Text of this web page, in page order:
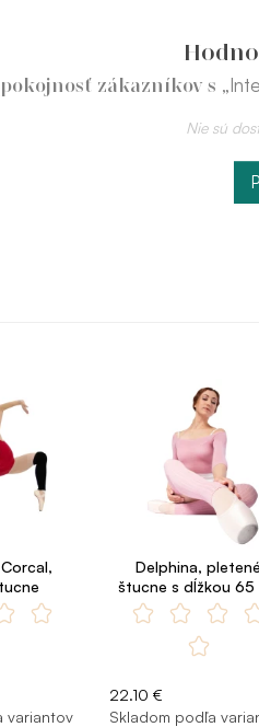
zákazníkov s
Nie sú
variantov
Delphina, pletené
štucne s dĺžkou 65
22.10 €
Skladom podľa